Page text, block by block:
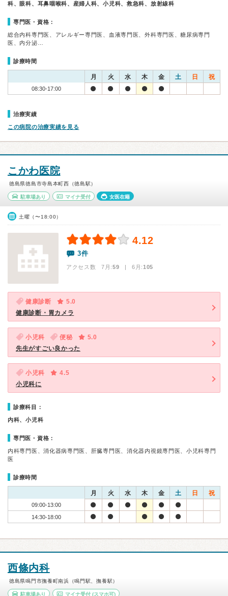
科、眼科、耳鼻咽喉科、産婦人科、小児科、救急科、放射線科
専門医・資格：
総合内科専門医、アレルギー専門医、血液専門医、外科専門医、糖尿病専門
医、内分泌…
診療時間
月 火 水 木 金 土 日 祝
08:30-17:00
治療実績
この病院の治療実績を見る
こかわ医院
徳島県徳島市寺島本町西（徳島駅）
駐車場あり マイナ受付 女医在籍
土曜（〜18:00）
4.12
3件
アクセス数 7月:59 | 6月:105
健康診断
5.0
健康診断・胃カメラ
小児科 便秘
5.0
先生がすごい良かった
小児科
4.5
小児科に
診療科目：
内科、小児科
専門医・資格：
内科専門医、消化器病専門医、肝臓専門医、消化器内視鏡専門医、小児科専門
医
診療時間
月 火 水 木 金 土 日 祝
09:00-13:00
14:30-18:00
西條内科
徳島県鳴門市撫養町南浜（鳴門駅、撫養駅）
駐車場あり マイナ受付(スマホ可)